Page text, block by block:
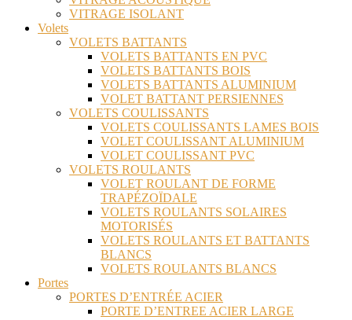
VITRAGE ISOLANT
Volets
VOLETS BATTANTS
VOLETS BATTANTS EN PVC
VOLETS BATTANTS BOIS
VOLETS BATTANTS ALUMINIUM
VOLET BATTANT PERSIENNES
VOLETS COULISSANTS
VOLETS COULISSANTS LAMES BOIS
VOLET COULISSANT ALUMINIUM
VOLET COULISSANT PVC
VOLETS ROULANTS
VOLET ROULANT DE FORME
TRAPÉZOÏDALE
VOLETS ROULANTS SOLAIRES
MOTORISÉS
VOLETS ROULANTS ET BATTANTS
BLANCS
VOLETS ROULANTS BLANCS
Portes
PORTES D’ENTRÉE ACIER
PORTE D’ENTREE ACIER LARGE